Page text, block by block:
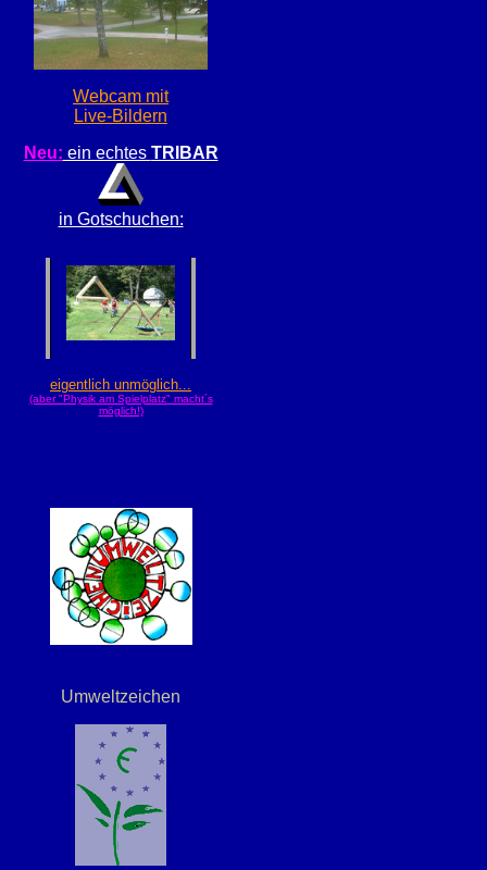
Webcam mit
Live-Bildern
Neu: ein echtes TRIBAR
in Gotschuchen:
eigentlich unmöglich...
(aber "Physik am Spielplatz" macht´s
möglich!)
Umweltzeichen